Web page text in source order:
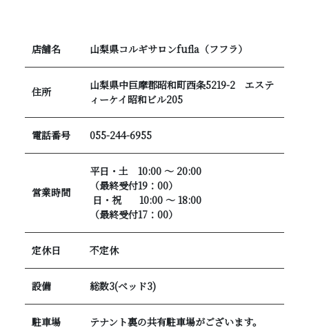
店舗名 山梨県コルギサロンfufla（フフラ）
住所
山梨県中巨摩郡昭和町西条5219-2 エステ
ィーケイ昭和ビル205
電話番号 055-244-6955
営業時間
平日・土 10:00 〜 20:00
（最終受付19：00）
日・祝 10:00 〜 18:00
​​​​​​​（最終受付17：00）
定休日 不定休
設備 総数3(ベッド3)
駐車場 テナント裏の共有駐車場がございます。